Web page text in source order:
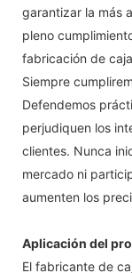
garantizar la más
pleno
fabricación de
Siempre
Defendemos
perjudiquen los
clientes. Nunca
mercado ni
aumenten los
Aplicación del
El fabricante de